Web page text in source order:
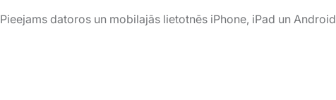
Pieejams datoros un mobilajās lietotnēs iPhone, iPad un Android